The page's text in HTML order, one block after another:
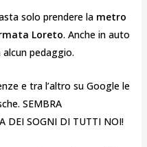
solo prendere la metro
Loreto. Anche in auto
pedaggio.
e tra l’altro su Google le
SEMBRA
DEI SOGNI DI TUTTI NOI!